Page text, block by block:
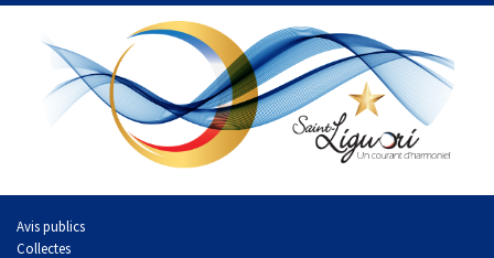
Avis publics
Collectes